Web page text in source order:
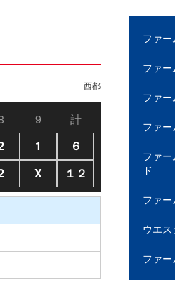
西都
9
計
1
６
X １２
ファー
ファ
ファ
ファ
ファ
ド
ファ
ウエ
ファ